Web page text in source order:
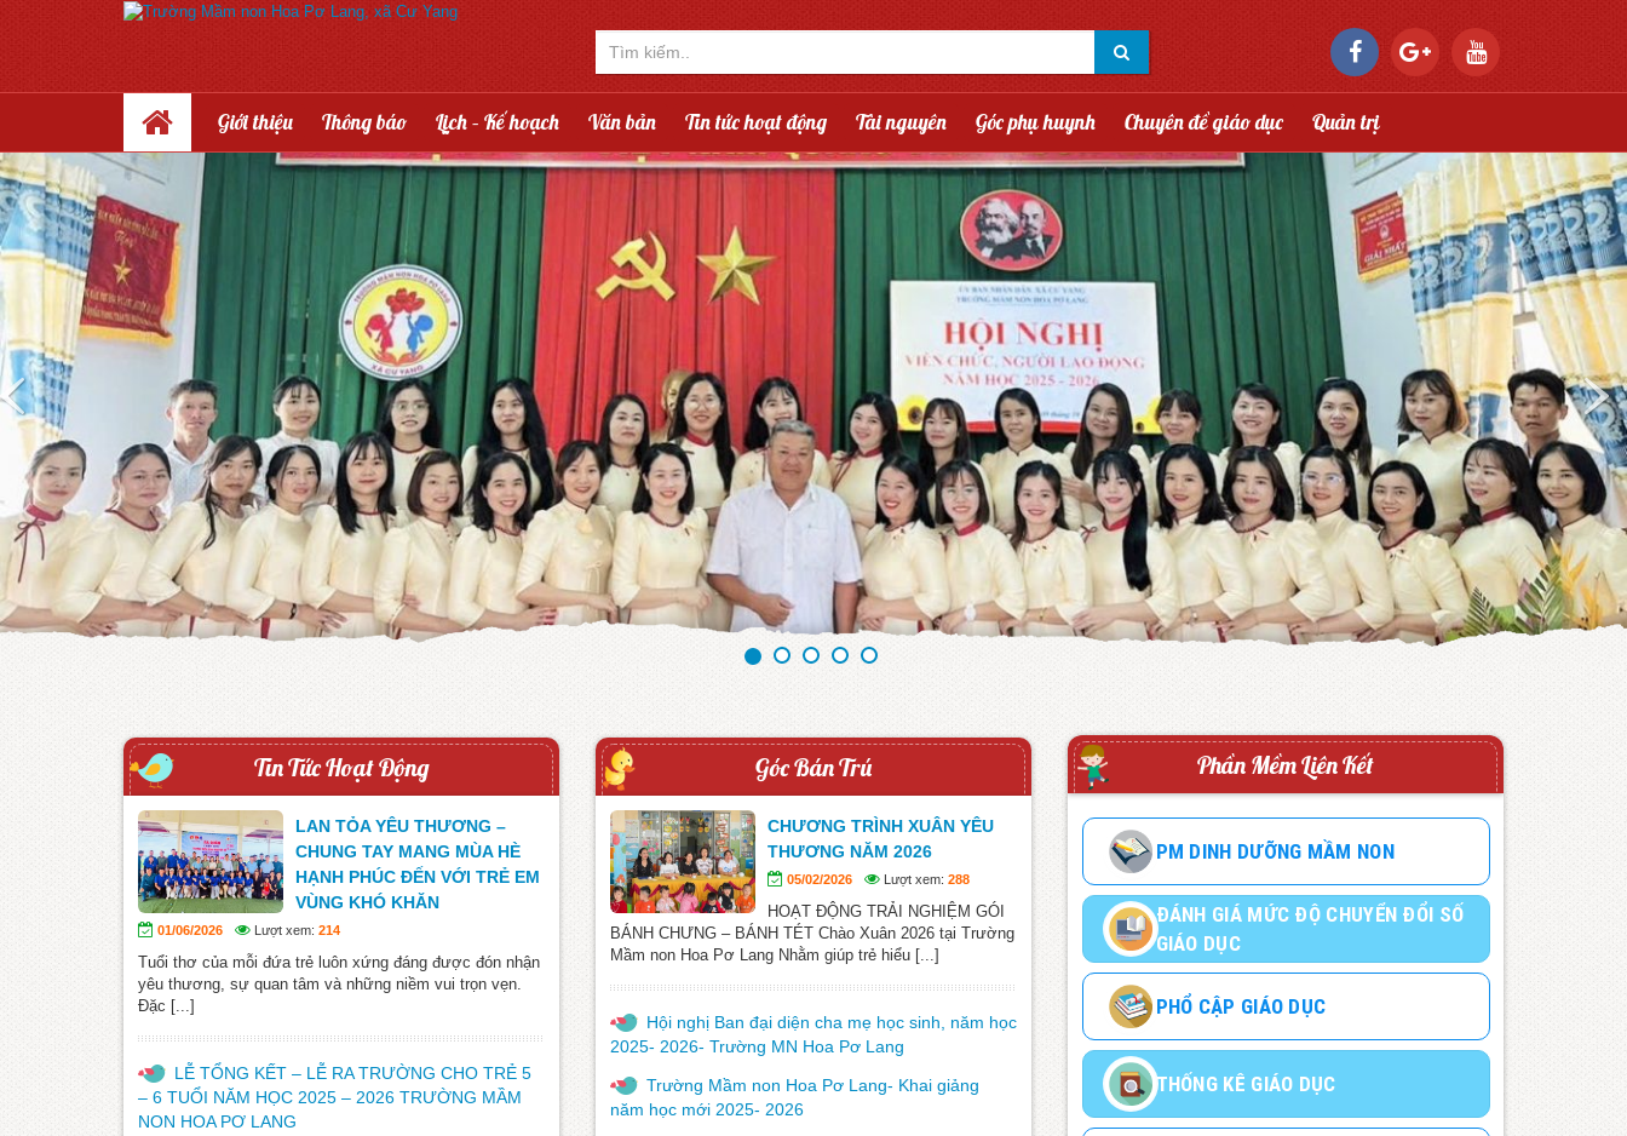
Giới thiệu Thông báo Lịch – Kế hoạch Văn bản Tin tức hoạt động Tài nguyên Góc phụ huynh Chuyên đề giáo dục Quản trị
Tin Tức Hoạt Động
LAN TỎA YÊU THƯƠNG –
CHUNG TAY MANG MÙA HÈ
HẠNH PHÚC ĐẾN VỚI TRẺ EM
VÙNG KHÓ KHĂN
01/06/2026 Lượt xem: 214
Tuổi thơ của mỗi đứa trẻ luôn xứng đáng được đón nhận
yêu thương, sự quan tâm và những niềm vui trọn vẹn.
Đặc [...]
LỄ TỔNG KẾT – LỄ RA TRƯỜNG CHO TRẺ 5
– 6 TUỔI NĂM HỌC 2025 – 2026 TRƯỜNG MẦM
NON HOA PƠ LANG
Góc Bán Trú
CHƯƠNG TRÌNH XUÂN YÊU
THƯƠNG NĂM 2026
05/02/2026 Lượt xem: 288
HOẠT ĐỘNG TRẢI NGHIỆM GÓI
BÁNH CHƯNG – BÁNH TÉT Chào Xuân 2026 tại Trường
Mầm non Hoa Pơ Lang Nhằm giúp trẻ hiểu [...]
Hội nghị Ban đại diện cha mẹ học sinh, năm học
2025- 2026- Trường MN Hoa Pơ Lang
Trường Mầm non Hoa Pơ Lang- Khai giảng
năm học mới 2025- 2026
Phần Mềm Liên Kết
PM DINH DƯỠNG MẦM NON
ĐÁNH GIÁ MỨC ĐỘ CHUYỂN ĐỔI SỐ
GIÁO DỤC
PHỔ CẬP GIÁO DỤC
THỐNG KÊ GIÁO DỤC